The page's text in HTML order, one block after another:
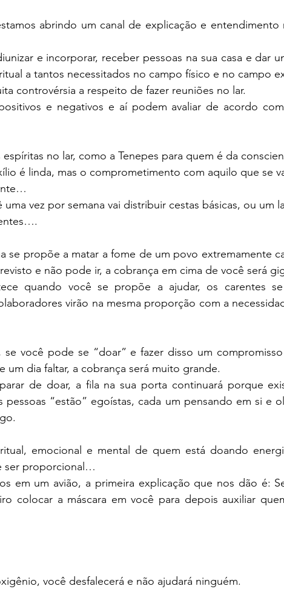
abrindo um canal de explicação e entendimento
e incorporar, receber pessoas na sua casa e dar
a tantos necessitados no campo físico e no campo
controvérsia a respeito de fazer reuniões no lar.
e negativos e aí podem avaliar de acordo
espíritas no lar, como a Tenepes para quem é da
é linda, mas o comprometimento com aquilo que se
uma vez por semana vai distribuir cestas básicas, ou um
se propõe a matar a fome de um povo extremamente
e não pode ir, a cobrança em cima de você será
quando você se propõe a ajudar, os carentes
virão na mesma proporção com a
se você pode se “doar” e fazer disso um
um dia faltar, a cobrança será muito grande.
de doar, a fila na sua porta continuará porque
pessoas “estão” egoístas, cada um pensando em si e
emocional e mental de quem está doando
ser proporcional…
em um avião, a primeira explicação que nos dão é:
colocar a máscara em você para depois auxiliar
você desfalecerá e não ajudará ninguém.